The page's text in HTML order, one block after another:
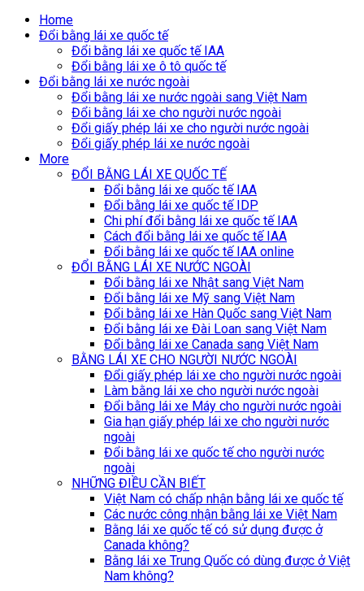
Home
Đổi bằng lái xe quốc tế
Đổi bằng lái xe quốc tế IAA
Đổi bằng lái xe ô tô quốc tế
Đổi bằng lái xe nước ngoài
Đổi bằng lái xe nước ngoài sang Việt Nam
Đổi bằng lái xe cho người nước ngoài
Đổi giấy phép lái xe cho người nước ngoài
Đổi giấy phép lái xe nước ngoài
More
ĐỔI BẰNG LÁI XE QUỐC TẾ
Đổi bằng lái xe quốc tế IAA
Đổi bằng lái xe quốc tế IDP
Chi phí đổi bằng lái xe quốc tế IAA
Cách đổi bằng lái xe quốc tế IAA
Đổi bằng lái xe quốc tế IAA online
ĐỔI BẰNG LÁI XE NƯỚC NGOÀI
Đổi bằng lái xe Nhật sang Việt Nam
Đổi bằng lái xe Mỹ sang Việt Nam
Đổi bằng lái xe Hàn Quốc sang Việt Nam
Đổi bằng lái xe Đài Loan sang Việt Nam
Đổi bằng lái xe Canada sang Việt Nam
BẰNG LÁI XE CHO NGƯỜI NƯỚC NGOÀI
Đổi giấy phép lái xe cho người nước ngoài
Làm bằng lái xe cho người nước ngoài
Đổi bằng lái xe Máy cho người nước ngoài
Gia hạn giấy phép lái xe cho người nước
ngoài
Đổi bằng lái xe quốc tế cho người nước
ngoài
NHỮNG ĐIỀU CẦN BIẾT
Việt Nam có chấp nhận bằng lái xe quốc tế
Các nước công nhận bằng lái xe Việt Nam
Bằng lái xe quốc tế có sử dụng được ở
Canada không?
Bằng lái xe Trung Quốc có dùng được ở Việt
Nam không?